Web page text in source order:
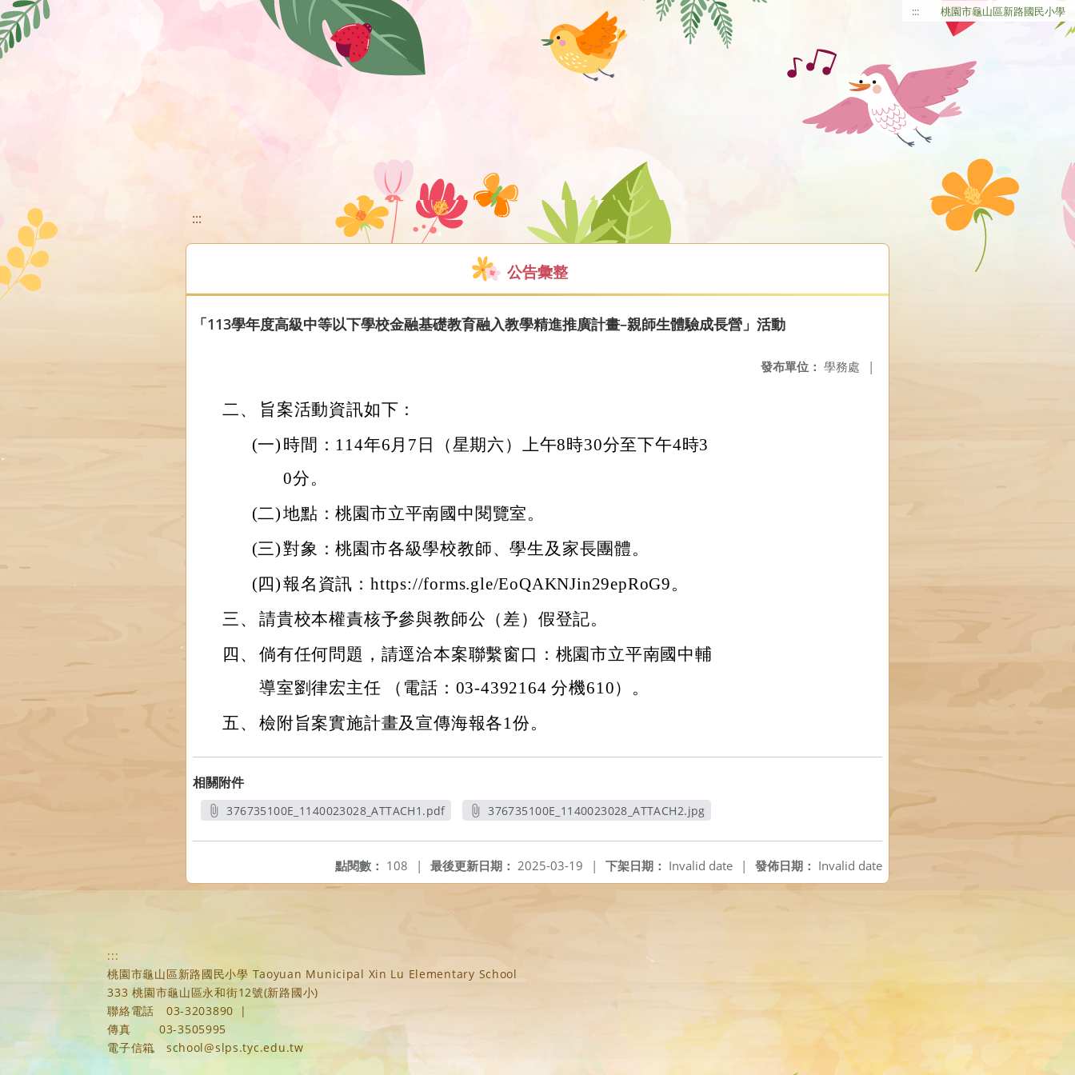
移至網頁之主要內容區位置 ::: 桃園市龜山區新路國民小學
:::
公告彙整
「113學年度高級中等以下學校金融基礎教育融入教學精進推廣計畫–親師生體驗成長營」活動
發布單位： 學務處 |
二、
旨案活動資訊如下：
(一) 時間：114年6月7日（星期六）上午8時30分至下午4時3
0分。
(二)地點：桃園市立平南國中閱覽室。
(三)對象：桃園市各級學校教師、學生及家長團體。
(四)報名資訊：https://forms.gle/EoQAKNJin29epRoG9。
三、 請貴校本權責核予參與教師公（差）假登記。
四、 倘有任何問題，請逕洽本案聯繫窗口：桃園市立平南國中輔
導室劉律宏主任 （電話：03-4392164 分機610）。
五、 檢附旨案實施計畫及宣傳海報各1份。
相關附件
376735100E_1140023028_ATTACH1.pdf
376735100E_1140023028_ATTACH2.jpg
發佈日期： Invalid date
下架日期： Invalid date |
最後更新日期： 2025-03-19 |
點閱數： 108 |
:::
桃園市龜山區新路國民小學 Taoyuan Municipal Xin Lu Elementary School
333 桃園市龜山區永和街12號(新路國小)
聯絡電話
03-3203890
|
傳真
03-3505995
電子信箱
school@slps.tyc.edu.tw